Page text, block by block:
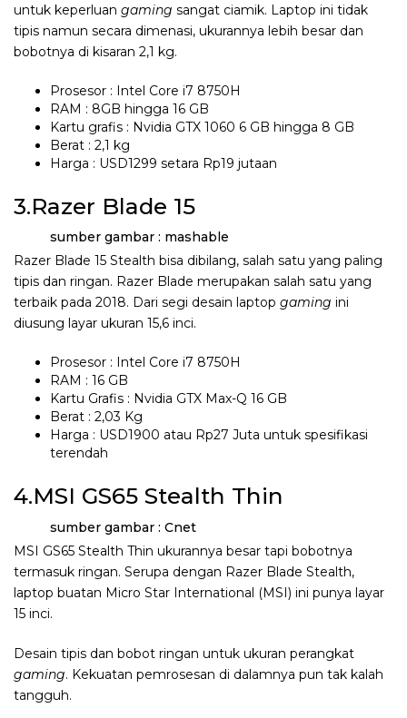
untuk keperluan gaming sangat ciamik. Laptop ini tidak
tipis namun secara dimenasi, ukurannya lebih besar dan
bobotnya di kisaran 2,1 kg.
Prosesor : Intel Core i7 8750H
RAM : 8GB hingga 16 GB
Kartu grafis : Nvidia GTX 1060 6 GB hingga 8 GB
Berat : 2,1 kg
Harga : USD1299 setara Rp19 jutaan
3.Razer Blade 15
sumber gambar : mashable
Razer Blade 15 Stealth bisa dibilang, salah satu yang paling
tipis dan ringan. Razer Blade merupakan salah satu yang
terbaik pada 2018. Dari segi desain laptop gaming ini
diusung layar ukuran 15,6 inci.
Prosesor : Intel Core i7 8750H
RAM : 16 GB
Kartu Grafis : Nvidia GTX Max-Q 16 GB
Berat : 2,03 Kg
Harga : USD1900 atau Rp27 Juta untuk spesifikasi
terendah
4.MSI GS65 Stealth Thin
sumber gambar : Cnet
MSI GS65 Stealth Thin ukurannya besar tapi bobotnya
termasuk ringan. Serupa dengan Razer Blade Stealth,
laptop buatan Micro Star International (MSI) ini punya layar
15 inci.
Desain tipis dan bobot ringan untuk ukuran perangkat
gaming. Kekuatan pemrosesan di dalamnya pun tak kalah
tangguh.